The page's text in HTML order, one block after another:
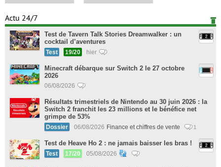
Actu 24/7
Test de Tavern Talk Stories Dreamwalker : un
cocktail d’aventures
Test 19/20 hier
Minecraft débarque sur Switch 2 le 27 octobre
2026
06/08/2026
Résultats trimestriels de Nintendo au 30 juin 2026 : la
Switch 2 franchit les 23 millions et le bénéfice net
grimpe de 53%
Dossier 06/08/2026 Finance et chiffres de vente 1
Test de Heave Ho 2 : ne jamais baisser les bras !
Test 17/20 05/08/2026